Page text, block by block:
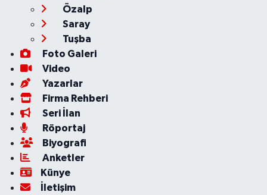
Özalp
Saray
Tuşba
Foto Galeri
Video
Yazarlar
Firma Rehberi
Seri İlan
Röportaj
Biyografi
Anketler
Künye
İletişim